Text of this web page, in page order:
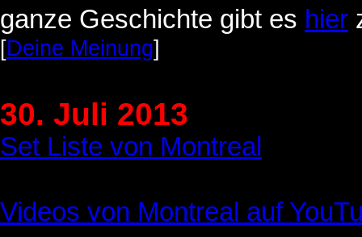
ganze Geschichte gibt es hier
[Deine Meinung]
30. Juli 2013
Set Liste von Montreal
Videos von Montreal auf